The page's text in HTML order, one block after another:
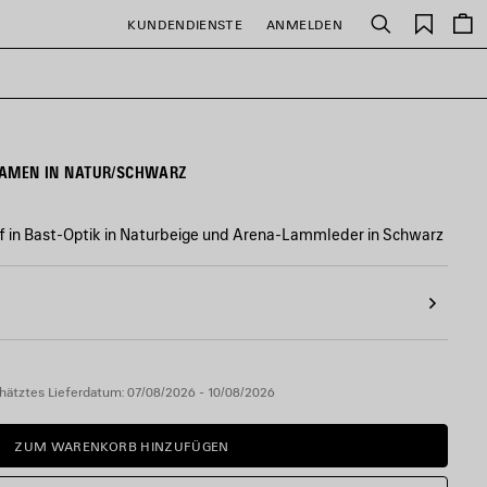
KUNDENDIENSTE ANMELDEN Suchen
Artikel
IN NATUR/SCHWARZ
in Bast-Optik in Naturbeige und Arena-Lammleder in Schwarz
Lieferdatum: 07/08/2026 - 10/08/2026
ZUM
WARENKORB
ZUM WARENKORB HINZUFÜGEN
BITTE
WÄHLEN